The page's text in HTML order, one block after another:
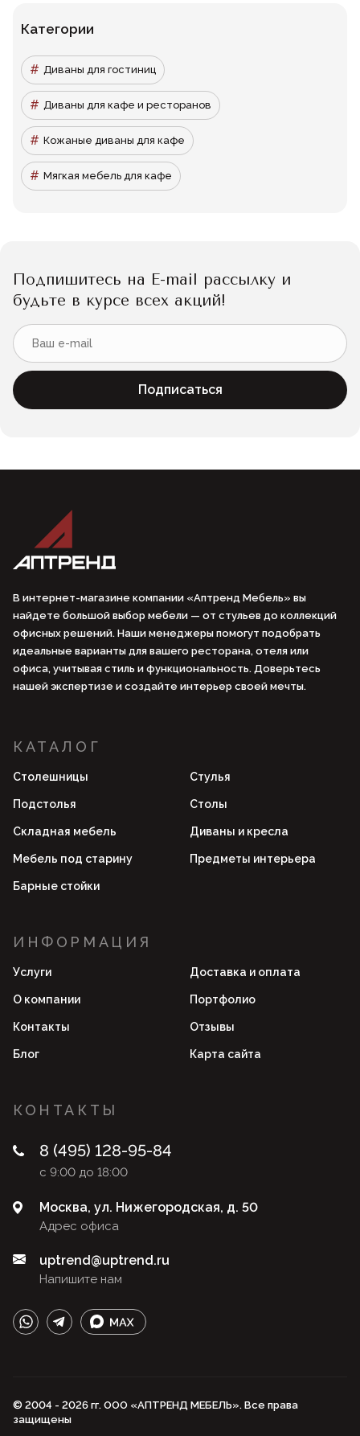
Категории
Диваны для гостиниц
Диваны для кафе и ресторанов
Кожаные диваны для кафе
Мягкая мебель для кафе
Подпишитесь на E-mail рассылку и
будьте в курсе всех акций!
Подписаться
В интернет-магазине компании «Аптренд Мебель» вы
найдете большой выбор мебели — от стульев до коллекций
офисных решений. Наши менеджеры помогут подобрать
идеальные варианты для вашего ресторана, отеля или
офиса, учитывая стиль и функциональность. Доверьтесь
нашей экспертизе и создайте интерьер своей мечты.
КАТАЛОГ
Столешницы Стулья
Подстолья Столы
Складная мебель Диваны и кресла
Мебель под старину Предметы интерьера
Барные стойки
ИНФОРМАЦИЯ
Услуги Доставка и оплата
О компании Портфолио
Контакты Отзывы
Блог Карта сайта
КОНТАКТЫ
8 (495) 128-95-84
с 9:00 до 18:00
Адрес офиса
Москва, ул. Нижегородская, д. 50
Напишите нам
uptrend@uptrend.ru
© 2004 - 2026 гг. ООО «АПТРЕНД МЕБЕЛЬ». Все права
защищены